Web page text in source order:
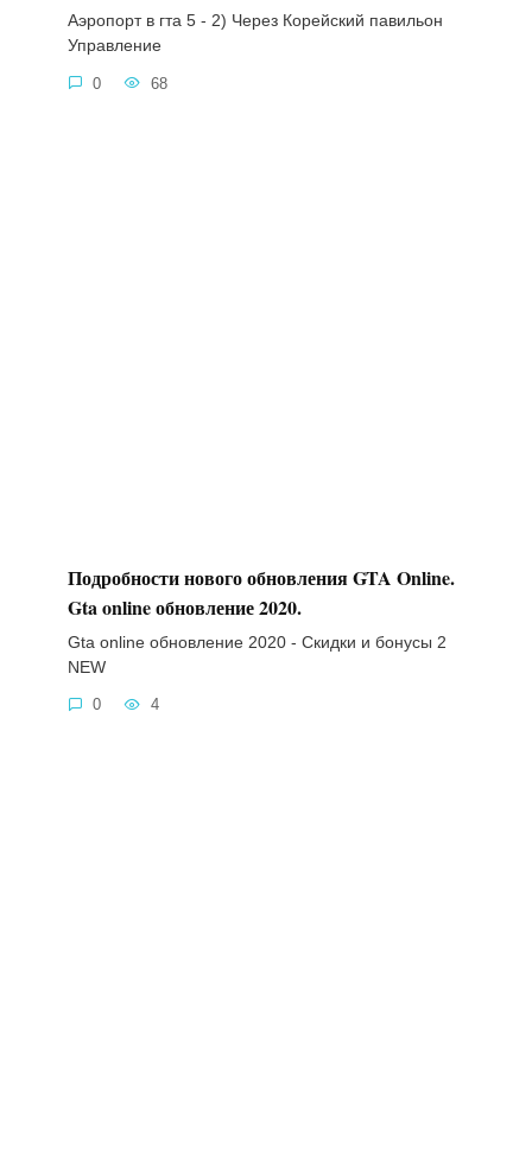
Аэропорт в гта 5 - 2) Через Корейский павильон
Управление
0 68
Подробности нового обновления GTA Online.
Gta online обновление 2020.
Gta online обновление 2020 - Скидки и бонусы 2
NEW
0 4